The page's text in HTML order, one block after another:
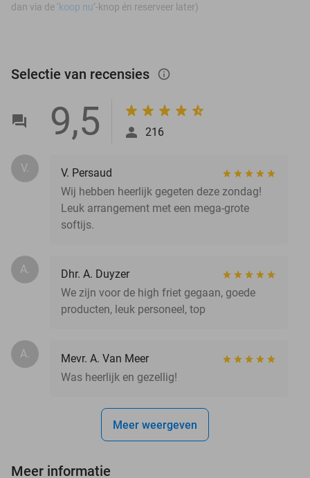
dan via de ‘koop nu’-knop én reserveer later)
Selectie van recensies info_outlined
9,5 216
V.
V. Persaud
Wij hebben heerlijk gegeten deze zondag!
Leuk arrangement met een mega-grote
softijs.
A.
Dhr. A. Duyzer
We zijn voor de high friet gegaan, goede
producten, leuk personeel, top
A.
Mevr. A. Van Meer
Was heerlijk en gezellig!
Meer weergeven
Meer informatie